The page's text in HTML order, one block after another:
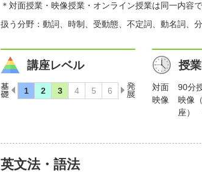
＊対面授業・映像授業・オンライン授業は同一内容で
扱う分野：動詞、時制、受動態、不定詞、動名詞、
講座レベル 授
対面
90分
映像
映像
座）
英文法・語法